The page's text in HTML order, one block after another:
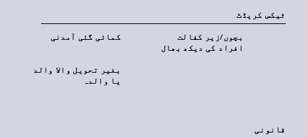
ٹیکس کریڈٹ
کمائی گئی آمدنی
بچوں/زیر کفالت
افراد کی دیکھ بھال
بغیر تحویل والا والد
یا والدہ
قانونی